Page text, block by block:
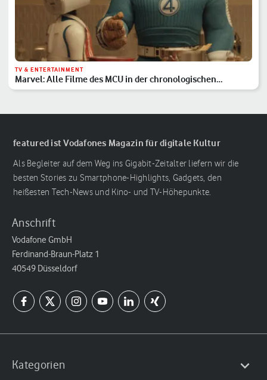
TV & ENTERTAINMENT
Marvel: Alle Filme des MCU in der chronologischen
Reihenfolge
featured ist Vodafones Magazin für digitale Kultur
Als Begleiter auf dem Weg ins Gigabit-Zeitalter liefern wir die
besten Stories zu Smartphone-Highlights, Gadgets, den
heißesten Tech-News und Kino- und TV-Höhepunkte.
Anschrift
Vodafone GmbH
Ferdinand-Braun-Platz 1
40549 Düsseldorf
Kategorien